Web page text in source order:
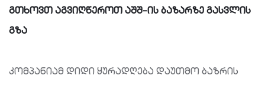
გთხოვთ აგვიღწეროთ აშშ-ის ბაზარზე გასვლის
გზა
კომპანიამ დიდი ყურადღება დაუთმო ბაზრის